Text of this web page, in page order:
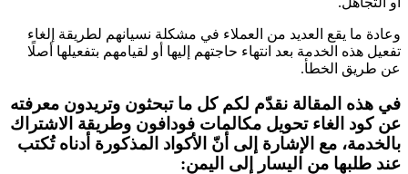
وعادة ما يقع العديد من العملاء في مشكلة نسيانهم لطريقة إلغاء
تفعيل هذه الخدمة بعد انتهاء حاجتهم إليها أو لقيامهم بتفعيلها أصلًا
عن طريق الخطأ.
في هذه المقالة نقدّم لكم كل ما تبحثون وتريدون معرفته
عن كود الغاء تحويل مكالمات فودافون وطريقة الاشتراك
بالخدمة، مع الإشارة إلى أنّ الأكواد المذكورة أدناه تُكتب
عند طلبها من اليسار إلى اليمن: